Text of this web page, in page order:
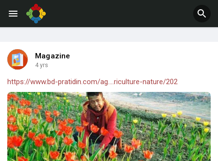
Magazine
4 yrs
https://www.bd-pratidin.com/ag....riculture-nature/202